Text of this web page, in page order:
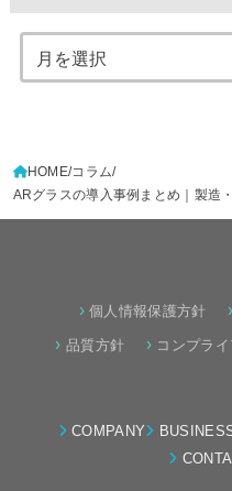
HOME コラム
ARグラスの導入事例まとめ｜製造
› 個人情報保護方針 ›
› 品質方針 › コンプラ
COMPANY